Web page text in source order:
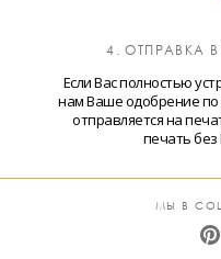
4. ОТПРАВКА
Если Вас полностью
нам Ваше одобрение по
отправляется на
печать
МЫ В